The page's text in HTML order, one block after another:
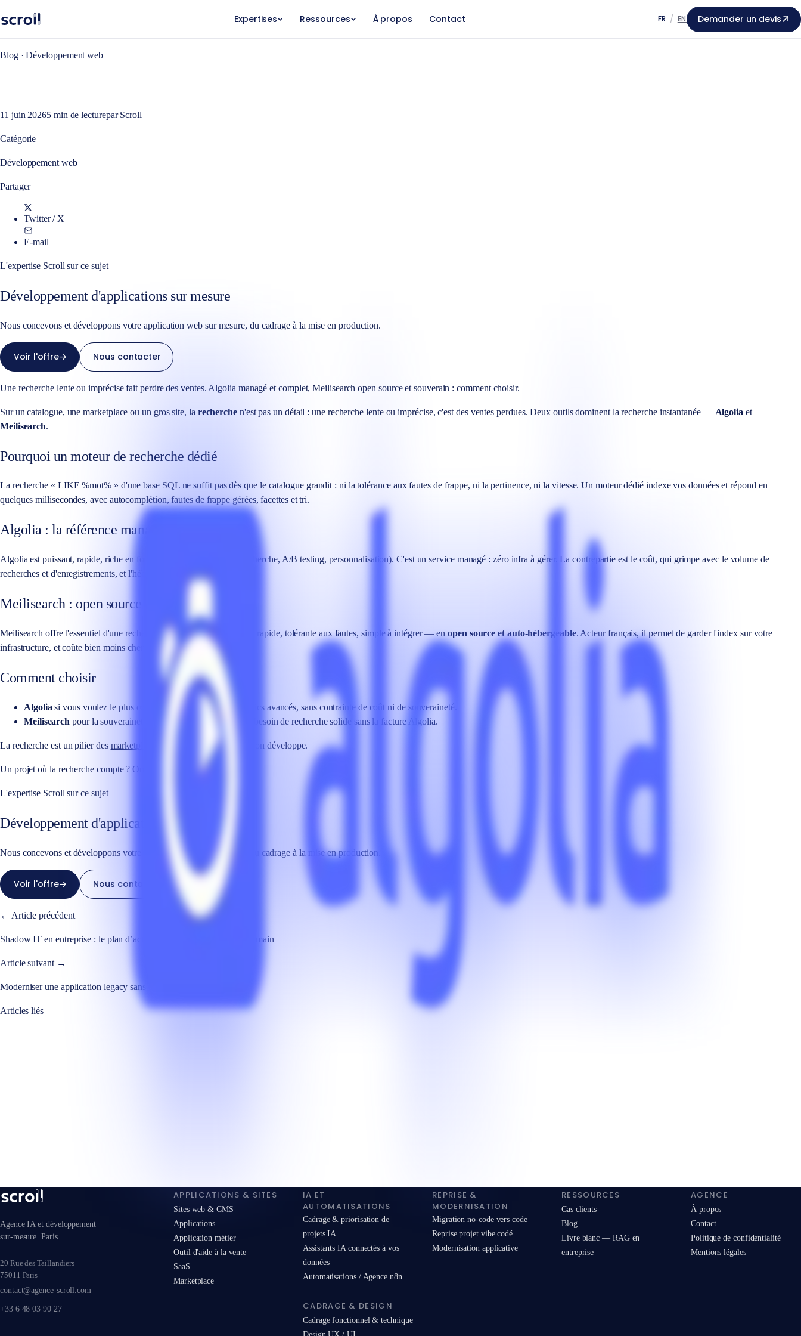
Expertises Ressources À propos Contact FR / EN Demander un devis
Blog · Développement web
11 juin 20265 min de lecturepar Scroll
Catégorie
Développement web
Partager
Twitter / X
E-mail
L'expertise Scroll sur ce sujet
Développement d'applications sur mesure
Nous concevons et développons votre application web sur mesure, du cadrage à la mise en production.
Voir l'offre→ Nous contacter
Une recherche lente ou imprécise fait perdre des ventes. Algolia managé et complet, Meilisearch open source et souverain : comment choisir.
Sur un catalogue, une marketplace ou un gros site, la recherchen'est pas un détail : une recherche lente ou imprécise, c'est des ventes perdues. Deux outils dominent la recherche instantanée — Algolia et
Meilisearch.
Pourquoi un moteur de recherche dédié
La recherche « LIKE %mot% » d'une base SQL ne suffit pas dès que le catalogue grandit : ni la tolérance aux fautes de frappe, ni la pertinence, ni la vitesse. Un moteur dédié indexe vos données et répond en
quelques millisecondes, avec autocomplétion, fautes de frappe gérées, facettes et tri.
Algolia : la référence managée
Algolia est puissant, rapide, riche en fonctionnalités (analytics de recherche, A/B testing, personnalisation). C'est un service managé : zéro infra à gérer. La contrepartie est le coût, qui grimpe avec le volume de
recherches et d'enregistrements, et l'hébergement chez un tiers.
Meilisearch : open source et souverain
Meilisearch offre l'essentiel d'une recherche instantanée de qualité — rapide, tolérante aux fautes, simple à intégrer — enopen source et auto-hébergeable. Acteur français, il permet de garder l'index sur votre
infrastructure, et coûte bien moins cher à volume élevé.
Comment choisir
Algolia si vous voulez le plus complet en managé, avec analytics avancés, sans contrainte de coût ni de souveraineté.
Meilisearch pour la souveraineté, la maîtrise des coûts, ou un besoin de recherche solide sans la facture Algolia.
La recherche est un pilier des marketplaces et des gros catalogues qu'on développe.
Un projet où la recherche compte ? On choisit l'outil avec vous.
L'expertise Scroll sur ce sujet
Développement d'applications sur mesure
Nous concevons et développons votre application web sur mesure, du cadrage à la mise en production.
Voir l'offre→ Nous contacter
← Article précédent
Shadow IT en entreprise : le plan d’action des DSI pour reprendre la main
Article suivant →
Moderniser une application legacy sans tout réécrire
Articles liés
Agence IA et développement
sur-mesure. Paris.
20 Rue des Taillandiers
75011 Paris
contact@agence-scroll.com
+33 6 48 03 90 27
APPLICATIONS & SITES
Sites web & CMS
Applications
Application métier
Outil d'aide à la vente
SaaS
Marketplace
IA ET
AUTOMATISATIONS
Cadrage & priorisation de
projets IA
Assistants IA connectés à vos
données
Automatisations / Agence n8n
CADRAGE & DESIGN
Cadrage fonctionnel & technique
REPRISE &
MODERNISATION
Migration no-code vers code
Reprise projet vibe codé
Modernisation applicative
RESSOURCES
Cas clients
Blog
Livre blanc — RAG en
entreprise
AGENCE
À propos
Contact
Politique de confidentialité
Mentions légales